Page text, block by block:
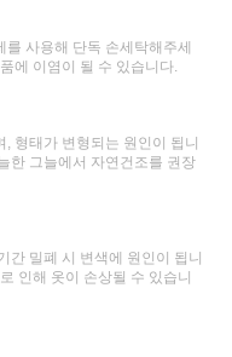
사용해 단독 손세탁해주세
에 이염이 될 수 있습니다.
형태가 변형되는 원인이 됩니
한 그늘에서 자연건조를 권장
간 밀폐 시 변색에 원인이 됩니
인해 옷이 손상될 수 있습니